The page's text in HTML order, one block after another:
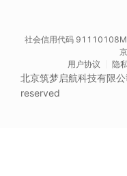
社会信用代码
用户协议
隐
北京筑梦启航科技有限公
reserved